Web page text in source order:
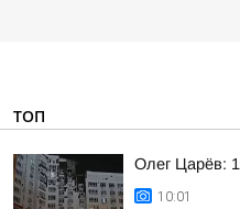
ТОП
Олег Царёв:
10:01